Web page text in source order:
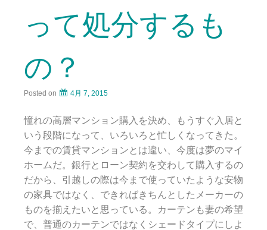
って処分するも
の？
Posted on 4月 7, 2015
憧れの高層マンション購入を決め、もうすぐ入居と
いう段階になって、いろいろと忙しくなってきた。
今までの賃貸マンションとは違い、今度は夢のマイ
ホームだ。銀行とローン契約を交わして購入するの
だから、引越しの際は今まで使っていたような安物
の家具ではなく、できればきちんとしたメーカーの
ものを揃えたいと思っている。カーテンも妻の希望
で、普通のカーテンではなくシェードタイプにしよ